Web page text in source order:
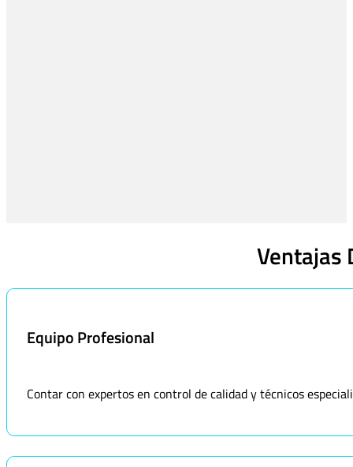
Ventajas
Equipo Profesional
Contar con expertos en control de calidad y técnicos